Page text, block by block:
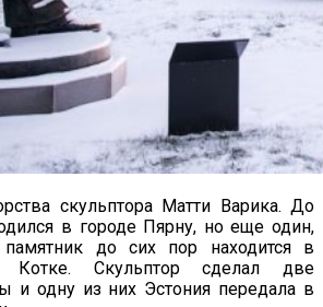
скульптора Матти Варика. До
в городе Пярну, но еще один,
до сих пор находится в
Котке. Скульптор сделал две
и одну из них Эстония передала в